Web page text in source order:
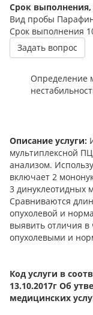
Срок
Вид пробы
Срок выполнения
Задать вопрос
Определение
Описание услуги:
мультиплексной
анализом.
включает 2
3 динуклеотидных
Сравниваются
опухолевой и
выявить отличия в
опухолевыми и
Код услуги в
13.10.2017г Об
медицинских